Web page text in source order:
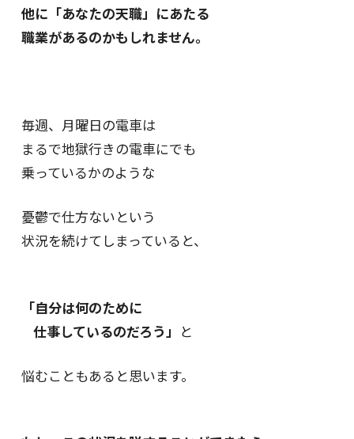
他に「あなたの天職」にあたる
職業があるのかもしれません。
毎週、月曜日の電車は
まるで地獄行きの電車にでも
乗っているかのような
憂鬱で仕方ないという
状況を続けてしまっていると、
「自分は何のために
仕事しているのだろう」 と
悩むこともあると思います。